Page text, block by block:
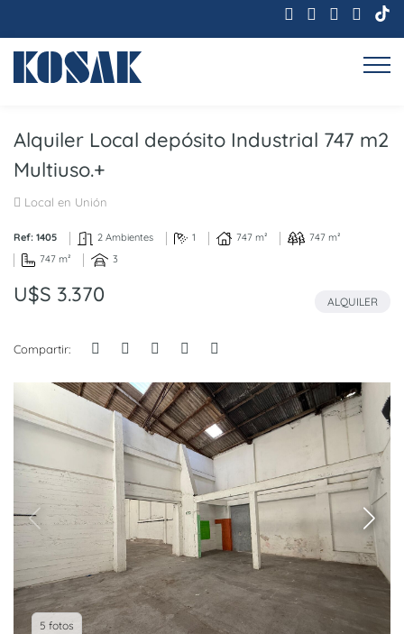
Alquiler Local depósito Industrial 747 m2
Multiuso.+
Local en Unión
Ref: 1405 2 Ambientes 1 747 m²
747 m²
747 m²
3
U$S 3.370 ALQUILER
Compartir:
5 fotos